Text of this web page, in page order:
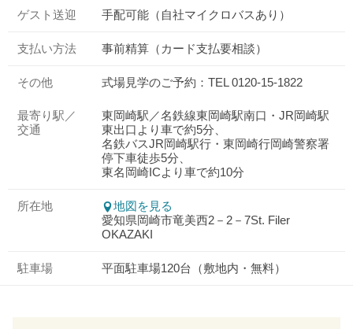
ゲスト送迎 手配可能（自社マイクロバスあり）
支払い方法 事前精算（カード支払要相談）
その他 式場見学のご予約：TEL 0120-15-1822
最寄り駅／
交通
東岡崎駅／名鉄線東岡崎駅南口・JR岡崎駅
東出口より車で約5分、
名鉄バスJR岡崎駅行・東岡崎行岡崎警察署
停下車徒歩5分、
東名岡崎ICより車で約10分
所在地
地図を見る
愛知県岡崎市竜美西2－2－7St. Filer
OKAZAKI
駐車場 平面駐車場120台（敷地内・無料）